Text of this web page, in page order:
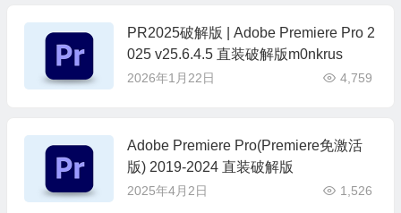
PR2025破解版 | Adobe Premiere Pro 2
025 v25.6.4.5 直装破解版m0nkrus
2026年1月22日 4,759
Adobe Premiere Pro(Premiere免激活
版) 2019-2024 直装破解版
2025年4月2日 1,526